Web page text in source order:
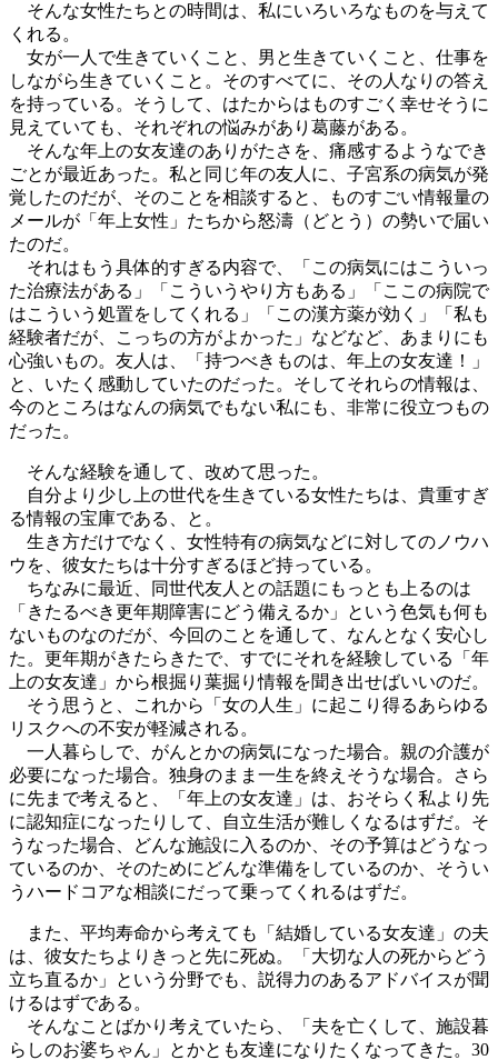
そんな女性たちとの時間は、私にいろいろなものを与えて
くれる。
女が一人で生きていくこと、男と生きていくこと、仕事を
しながら生きていくこと。そのすべてに、その人なりの答え
を持っている。そうして、はたからはものすごく幸せそうに
見えていても、それぞれの悩みがあり葛藤がある。
そんな年上の女友達のありがたさを、痛感するようなでき
ごとが最近あった。私と同じ年の友人に、子宮系の病気が発
覚したのだが、そのことを相談すると、ものすごい情報量の
メールが「年上女性」たちから怒濤（どとう）の勢いで届い
たのだ。
それはもう具体的すぎる内容で、「この病気にはこういっ
た治療法がある」「こういうやり方もある」「ここの病院で
はこういう処置をしてくれる」「この漢方薬が効く」「私も
経験者だが、こっちの方がよかった」などなど、あまりにも
心強いもの。友人は、「持つべきものは、年上の女友達！」
と、いたく感動していたのだった。そしてそれらの情報は、
今のところはなんの病気でもない私にも、非常に役立つもの
だった。
そんな経験を通して、改めて思った。
自分より少し上の世代を生きている女性たちは、貴重すぎ
る情報の宝庫である、と。
生き方だけでなく、女性特有の病気などに対してのノウハ
ウを、彼女たちは十分すぎるほど持っている。
ちなみに最近、同世代友人との話題にもっとも上るのは
「きたるべき更年期障害にどう備えるか」という色気も何も
ないものなのだが、今回のことを通して、なんとなく安心し
た。更年期がきたらきたで、すでにそれを経験している「年
上の女友達」から根掘り葉掘り情報を聞き出せばいいのだ。
そう思うと、これから「女の人生」に起こり得るあらゆる
リスクへの不安が軽減される。
一人暮らしで、がんとかの病気になった場合。親の介護が
必要になった場合。独身のまま一生を終えそうな場合。さら
に先まで考えると、「年上の女友達」は、おそらく私より先
に認知症になったりして、自立生活が難しくなるはずだ。そ
うなった場合、どんな施設に入るのか、その予算はどうなっ
ているのか、そのためにどんな準備をしているのか、そうい
うハードコアな相談にだって乗ってくれるはずだ。
また、平均寿命から考えても「結婚している女友達」の夫
は、彼女たちよりきっと先に死ぬ。「大切な人の死からどう
立ち直るか」という分野でも、説得力のあるアドバイスが聞
けるはずである。
そんなことばかり考えていたら、「夫を亡くして、施設暮
らしのお婆ちゃん」とかとも友達になりたくなってきた。30